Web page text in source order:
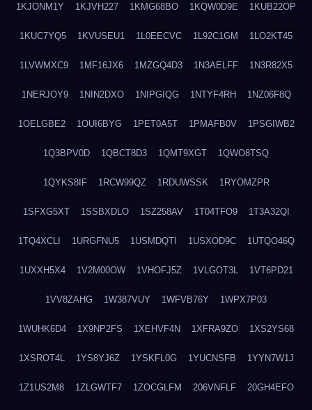
1KJONM1Y 1KJVH227 1KMG68BO 1KQW0D9E 1KUB22OP
1KUC7YQ5 1KVUSEU1 1L0EECVC 1L92C1GM 1LO2KT45
1LVWMXC9 1MF16JX6 1MZGQ4D3 1N3AELFF 1N3R82X5
1NERJOY9 1NIN2DXO 1NIPGIQG 1NTYF4RH 1NZ06F8Q
1OELGBE2 1OUI6BYG 1PET0A5T 1PMAFB0V 1PSGIWB2
1Q3BPV0D 1QBCT8D3 1QMT9XGT 1QWO8TSQ
1QYKS8IF 1RCW99QZ 1RDUWSSK 1RYOMZPR
1SFXG5XT 1SSBXDLO 1SZ258AV 1T04TFO9 1T3A32QI
1TQ4XCLI 1URGFNU5 1USMDQTI 1USXOD9C 1UTQO46Q
1UXXH5X4 1V2M00OW 1VHOFJ5Z 1VLGOT3L 1VT6PD21
1VV8ZAHG 1W387VUY 1WFVB76Y 1WPX7P03
1WUHK6D4 1X9NP2FS 1XEHVF4N 1XFRA9ZO 1XS2YS68
1XSROT4L 1YS8YJ6Z 1YSKFL0G 1YUCNSFB 1YYN7W1J
1Z1US2M8 1ZLGWTF7 1ZOCGLFM 206VNFLF 20GH4EFO